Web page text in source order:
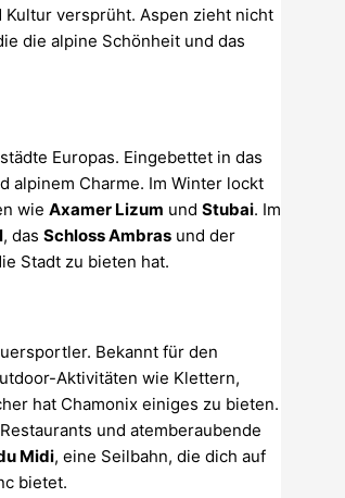
Kultur versprüht. Aspen zieht nicht
die alpine Schönheit und das
Europas. Eingebettet in das
alpinem Charme. Im Winter lockt
wie Axamer Lizum und Stubai. Im
, das Schloss Ambras und der
Stadt zu bieten hat.
Bekannt für den
Aktivitäten wie Klettern,
hat Chamonix einiges zu bieten.
und atemberaubende
Midi, eine Seilbahn, die dich auf
bietet.